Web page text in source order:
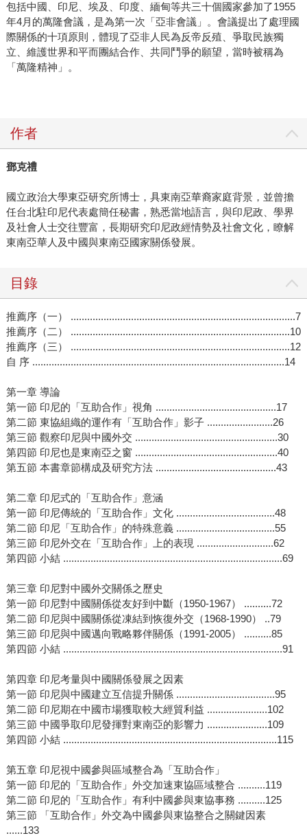
包括中國、印尼、埃及、印度、緬甸等共三十個國家參加了1955
年4月的萬隆會議，是為第一次「亞非會議」。會議提出了處理國
際關係的十項原則，體現了亞非人民為反帝反殖、爭取民族獨
立、維護世界和平而團結合作、共同鬥爭的願望，當時被稱為
「萬隆精神」。
作者
鄧克禮
國立政治大學東亞研究所博士，具東南亞華裔家庭背景，並曾擔
任台北駐印尼代表處簡任秘書，熟悉當地語言，與印尼政、學界
及社會人士交往豐富，長期研究印尼政經情勢及社會文化，瞭解
東南亞華人及中國與東南亞國家關係發展。
目錄
推薦序（一） ..................................................................................7
推薦序（二） ................................................................................10
推薦序（三） ................................................................................12
自 序 ............................................................................................14
第一章 導論
第一節 印尼的「互助合作」視角 ............................................17
第二節 東協組織的運作有「互助合作」影子 ........................26
第三節 觀察印尼與中國外交 ....................................................30
第四節 印尼也是東南亞之窗 ....................................................40
第五節 本書章節構成及研究方法 ............................................43
第二章 印尼式的「互助合作」意涵
第一節 印尼傳統的「互助合作」文化 ....................................48
第二節 印尼「互助合作」的特殊意義 ....................................55
第三節 印尼外交在「互助合作」上的表現 ............................62
第四節 小結 ................................................................................69
第三章 印尼對中國外交關係之歷史
第一節 印尼對中國關係從友好到中斷（1950-1967） ..........72
第二節 印尼與中國關係從凍結到恢復外交（1968-1990） ..79
第三節 印尼與中國邁向戰略夥伴關係（1991-2005） ..........85
第四節 小結 ................................................................................91
第四章 印尼考量與中國關係發展之因素
第一節 印尼與中國建立互信提升關係 ....................................95
第二節 印尼期在中國市場獲取較大經貿利益 ......................102
第三節 中國爭取印尼發揮對東南亞的影響力 ......................109
第四節 小結 ..............................................................................115
第五章 印尼視中國參與區域整合為「互助合作」
第一節 印尼的「互助合作」外交加速東協區域整合 ..........119
第二節 印尼的「互助合作」有利中國參與東協事務 ..........125
第三節 「互助合作」外交為中國參與東協整合之關鍵因素
......133